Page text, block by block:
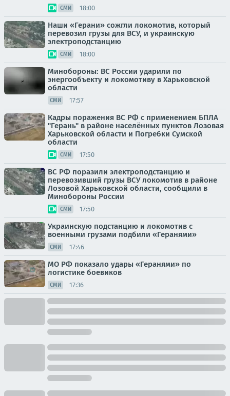
СМИ 18:00
Наши «Герани» сожгли локомотив, который
перевозил грузы для ВСУ, и украинскую
электроподстанцию
СМИ 18:00
Минобороны: ВС России ударили по
энергообъекту и локомотиву в Харьковской
области
СМИ 17:57
Кадры поражения ВС РФ с применением БПЛА
"Герань" в районе населённых пунктов Лозовая
Харьковской области и Погребки Сумской
области
СМИ 17:50
ВС РФ поразили электроподстанцию и
перевозивший грузы ВСУ локомотив в районе
Лозовой Харьковской области, сообщили в
Минобороны России
СМИ 17:50
Украинскую подстанцию и локомотив с
военными грузами подбили «Геранями»
СМИ 17:46
МО РФ показало удары «Геранями» по
логистике боевиков
СМИ 17:36